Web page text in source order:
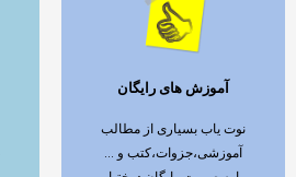
آموزش های رایگان
نوت یاب بسیاری از مطالب
آموزشی،جزوات،کتب و ...
ادامه مطلب